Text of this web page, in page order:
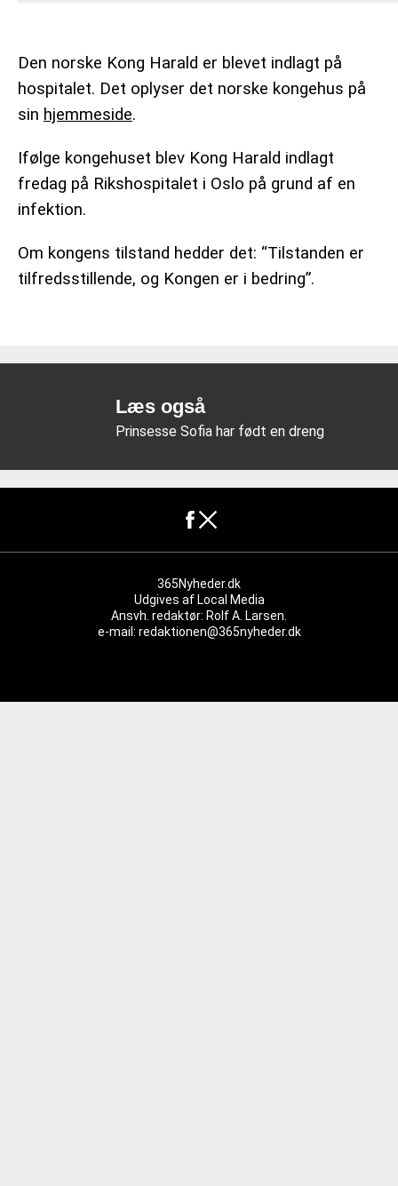
Den norske Kong Harald er blevet indlagt på
hospitalet. Det oplyser det norske kongehus på
sin hjemmeside.
Ifølge kongehuset blev Kong Harald indlagt
fredag på Rikshospitalet i Oslo på grund af en
infektion.
Om kongens tilstand hedder det: “Tilstanden er
tilfredsstillende, og Kongen er i bedring”.
Læs også
Prinsesse Sofia har født en dreng
365Nyheder.dk
Udgives af Local Media
Ansvh. redaktør: Rolf A. Larsen.
e-mail: redaktionen@365nyheder.dk